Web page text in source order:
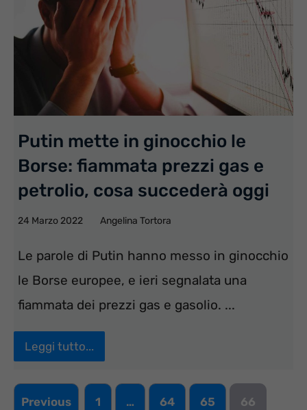
Putin mette in ginocchio le
Borse: fiammata prezzi gas e
petrolio, cosa succederà oggi
24 Marzo 2022 Angelina Tortora
Le parole di Putin hanno messo in ginocchio
le Borse europee, e ieri segnalata una
fiammata dei prezzi gas e gasolio. ...
Leggi tutto...
Previous 1 … 64 65 66